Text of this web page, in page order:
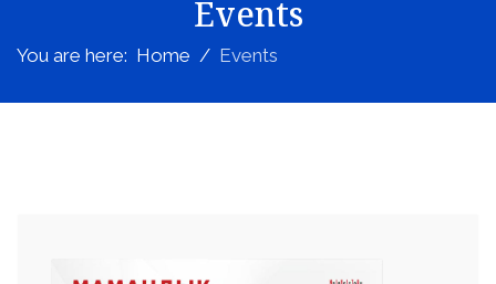
Events
You are here: Home Events